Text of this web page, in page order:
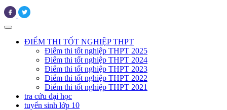
ĐIỂM THI TỐT NGHIỆP THPT
Điểm thi tốt nghiệp THPT 2025
Điểm thi tốt nghiệp THPT 2024
Điểm thi tốt nghiệp THPT 2023
Điểm thi tốt nghiệp THPT 2022
Điểm thi tốt nghiệp THPT 2021
tra cứu đại học
tuyển sinh lớp 10